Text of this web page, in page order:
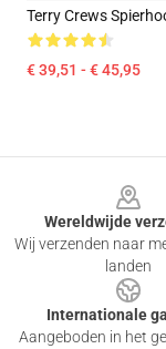
Terry Crews
€ 39,51 - € 45,95
Wereldwijde
Wij verzenden naar
landen
Internationale
Aangeboden in het